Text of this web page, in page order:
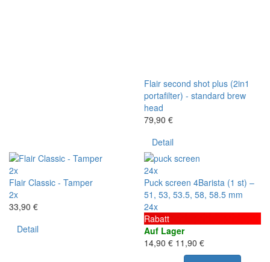
Flair second shot plus (2in1
portafilter) - standard brew
head
79,90 €
Detail
2x
Flair Classic - Tamper
2x
33,90 €
Detail
24x
Puck screen 4Barista (1 st) –
51, 53, 53.5, 58, 58.5 mm
24x
Rabatt
Auf Lager
14,90 € 11,90 €